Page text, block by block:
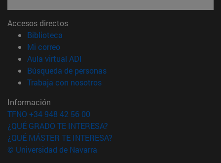
Accesos directos
Biblioteca
Mi correo(abre en nueva ventana)
Aula virtual ADI
Búsqueda de personas(abre en nueva ventana)
Trabaja con nosotros(abre en nueva ventana)
Información
TFNO +34 948 42 56 00
¿QUÉ GRADO TE INTERESA?
¿QUÉ MÁSTER TE INTERESA?
© Universidad de Navarra